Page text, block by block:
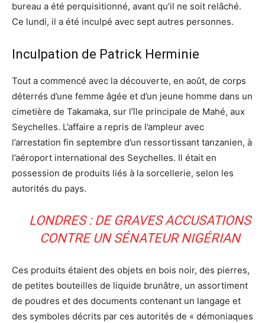
bureau a été perquisitionné, avant qu’il ne soit relâché.
Ce lundi, il a été inculpé avec sept autres personnes.
Inculpation de Patrick Herminie
Tout a commencé avec la découverte, en août, de corps
déterrés d’une femme âgée et d’un jeune homme dans un
cimetière de Takamaka, sur l’île principale de Mahé, aux
Seychelles. L’affaire a repris de l’ampleur avec
l’arrestation fin septembre d’un ressortissant tanzanien, à
l’aéroport international des Seychelles. Il était en
possession de produits liés à la sorcellerie, selon les
autorités du pays.
LONDRES : DE GRAVES ACCUSATIONS
CONTRE UN SÉNATEUR NIGÉRIAN
Ces produits étaient des objets en bois noir, des pierres,
de petites bouteilles de liquide brunâtre, un assortiment
de poudres et des documents contenant un langage et
des symboles décrits par ces autorités de « démoniaques